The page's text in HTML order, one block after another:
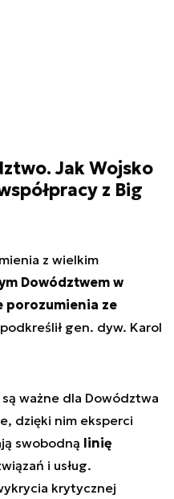
Jak Wojsko
z Big
z wielkim
Dowództwem w
porozumienia ze
gen. dyw. Karol
ważne dla Dowództwa
dzięki nim eksperci
swobodną linię
i usług.
krytycznej